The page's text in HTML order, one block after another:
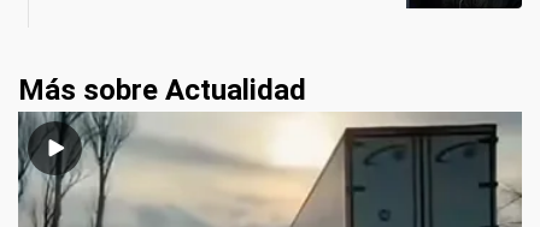
Más sobre Actualidad